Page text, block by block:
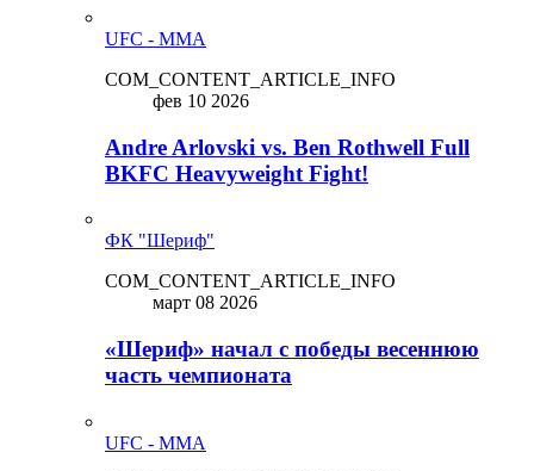
UFC - MMA
COM_CONTENT_ARTICLE_INFO
фев 10 2026
Andre Arlovski vs. Ben Rothwell Full
BKFC Heavyweight Fight!
ФК "Шериф"
COM_CONTENT_ARTICLE_INFO
март 08 2026
«Шериф» начал с победы весеннюю
часть чемпионата
UFC - MMA